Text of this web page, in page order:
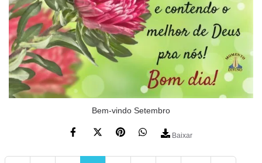
Bem-vindo Setembro
Baixar